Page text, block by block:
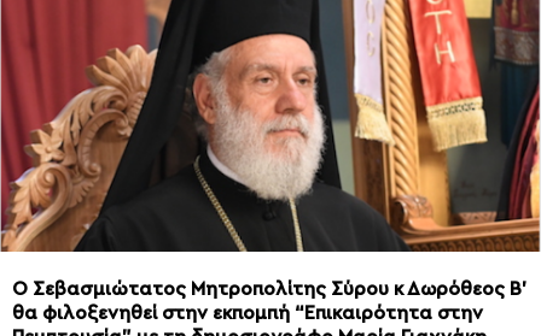
Ο Σεβασμιώτατος Μητροπολίτης Σύρου κ Δωρόθεος Β’
θα φιλοξενηθεί στην εκπομπή “Επικαιρότητα στην